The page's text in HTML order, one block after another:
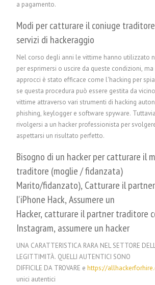
a pagamento.
Modi per catturare il coniuge
servizi di hackeraggio
Nel corso degli anni le vittime hanno utilizzato
per esprimersi o uscire da queste condizioni,
approcci è stato efficace come l'hacking per
se questa procedura può essere gestita da
vittime attraverso vari strumenti di hacking
phishing, keylogger e software spyware.
rivolgersi a un hacker professionista per
aspettarsi un risultato perfetto.
Bisogno di un hacker per catturare il
traditore (moglie / fidanzata)
Marito/fidanzato), Catturare il
l'iPhone Hack, Assumere un
Hacker, catturare il partner traditore
Instagram, assumere un hacker
UNA CARATTERISTICA RARA NEL SETTORE
LEGITTIMITÀ. QUELLI AUTENTICI SONO
DIFFICILE DA TROVARE ehttps://
unici autentici